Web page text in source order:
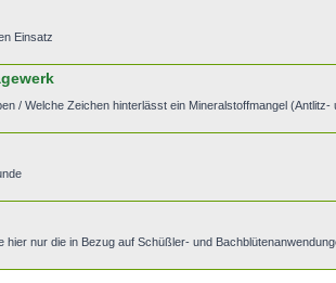
Einsatz
/ Welche Zeichen hinterlässt ein Mineralstoffmangel
nur die in Bezug auf Schüßler- und